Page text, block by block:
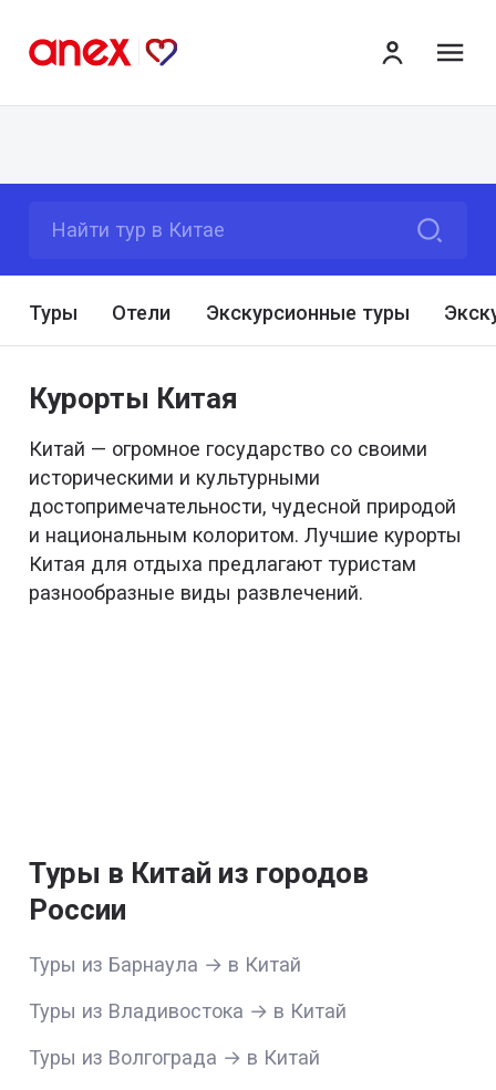
Найти тур в Китае
Туры Отели Экскурсионные туры
Курорты Китая
Китай — огромное государство со своими
историческими и культурными
достопримечательности, чудесной природой
и национальным колоритом. Лучшие курорты
Китая для отдыха предлагают туристам
разнообразные виды развлечений.
Туры в Китай из городов
России
Туры из Барнаула → в Китай
Туры из Владивостока → в Китай
Туры из Волгограда → в Китай